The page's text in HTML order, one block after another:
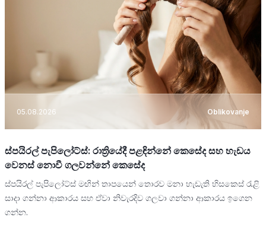
05.08.2026 Oblikovanje
ස්පයිරල් පැපිලෝට්ස්: රාත්‍රියේදී පළඳින්නේ කෙසේද සහ හැඩය
වෙනස් නොවී ගලවන්නේ කෙසේද
ස්පයිරල් පැපිලෝට්ස් මඟින් තාපයෙන් තොරව මනා හැඩැති හිසකෙස් රැළි
සාදා ගන්නා ආකාරය සහ ඒවා නිවැරදිව ගලවා ගන්නා ආකාරය ඉගෙන
ගන්න.